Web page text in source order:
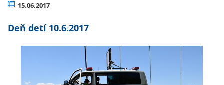
15.06.2017
Deň detí 10.6.2017